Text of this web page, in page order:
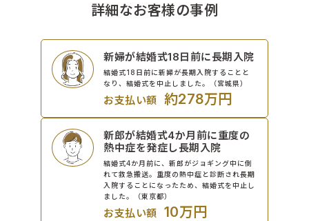
詳細なお客様の事例
新婦が結婚式18日前に長期入院
結婚式18日前に新婦が長期入院することと
なり、結婚式を中止しました。（宮城県）
お支払い額 約278万円
新郎が結婚式4か月前に重度の
熱中症を発症し長期入院
結婚式4か月前に、新郎がジョギング中に倒
れて救急搬送。重度の熱中症と診断され長期
入院することになったため、結婚式を中止し
ました。（東京都）
お支払い額 10万円